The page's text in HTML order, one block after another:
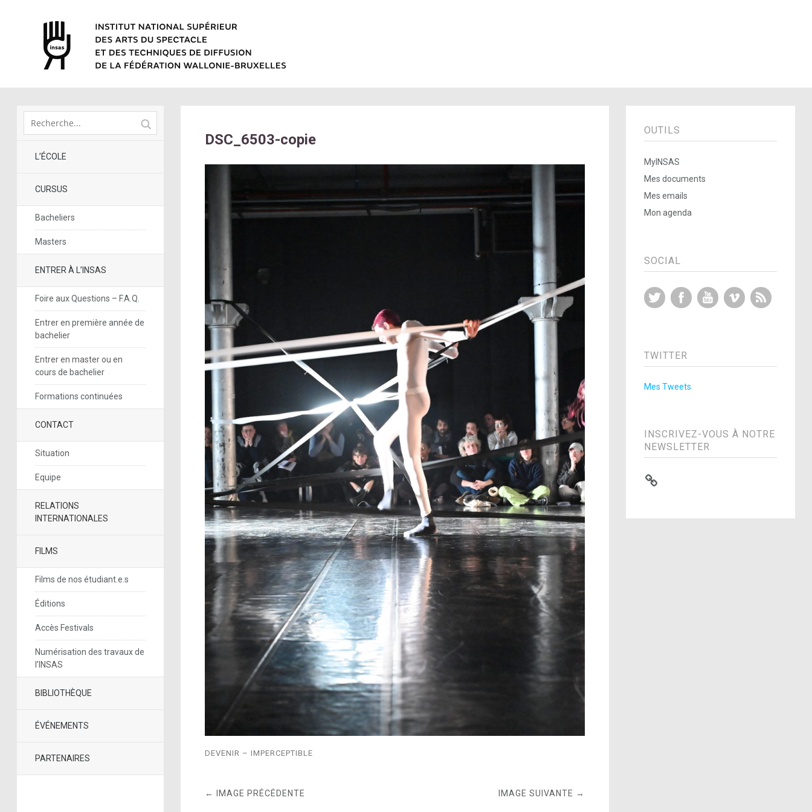
L’ÉCOLE
CURSUS
Bacheliers
Masters
ENTRER À L’INSAS
Foire aux Questions – F.A.Q.
Entrer en première année de
bachelier
Entrer en master ou en
cours de bachelier
Formations continuées
CONTACT
Situation
Equipe
RELATIONS
INTERNATIONALES
FILMS
Films de nos étudiant.e.s
Éditions
Accès Festivals
Numérisation des travaux de
l’INSAS
BIBLIOTHÈQUE
ÉVÉNEMENTS
PARTENAIRES
DSC_6503-copie
DEVENIR – IMPERCEPTIBLE
← IMAGE PRÉCÉDENTE IMAGE SUIVANTE →
OUTILS
MyINSAS
Mes documents
Mes emails
Mon agenda
SOCIAL
Twitter FacebookYouTubeVimeo
TWITTER
Mes Tweets
INSCRIVEZ-VOUS À NOTRE
NEWSLETTER